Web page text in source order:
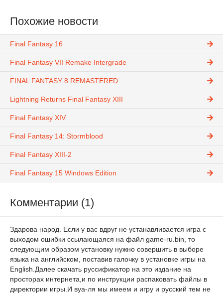
Похожие новости
Final Fantasy 16
Final Fantasy VII Remake Intergrade
FINAL FANTASY 8 REMASTERED
Lightning Returns Final Fantasy XIII
Final Fantasy XIV
Final Fantasy 14: Stormblood
Final Fantasy XIII-2
Final Fantasy 15 Windows Edition
Комментарии (1)
Здарова народ. Если у вас вдруг не устанавливается игра с
выходом ошибки ссылающаяся на файл game-ru.bin, то
следующим образом установку нужно совершить в выборе
языка на английском, поставив галочку в установке игры на
English.Далее скачать руссификатор на это издание на
просторах интернета,и по инструкции распаковать файлы в
директории игры.И вуа-ля мы имеем и игру и русский тем не